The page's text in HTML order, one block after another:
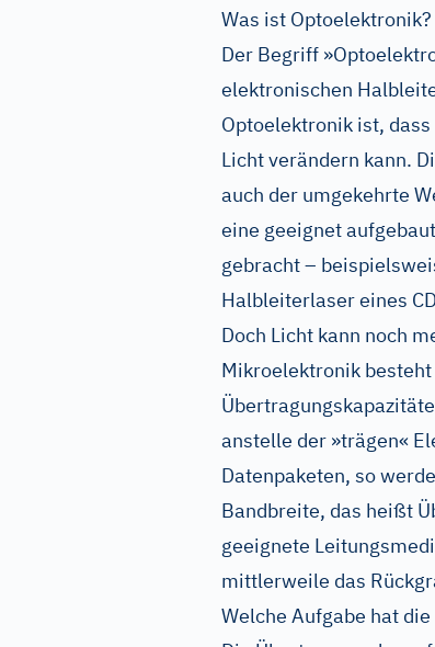
Was ist Optoelektronik?
Der Begriff
elektronischen
Optoelektronik ist,
Licht verändern kann.
auch der umgekehrte
eine geeignet
gebracht –
Halbleiterlaser eines
Doch Licht kann noch
Mikroelektronik
anstelle der »trägen«
Datenpaketen, so
Bandbreite, das heißt
geeignete
mittlerweile das
Welche Aufgabe hat